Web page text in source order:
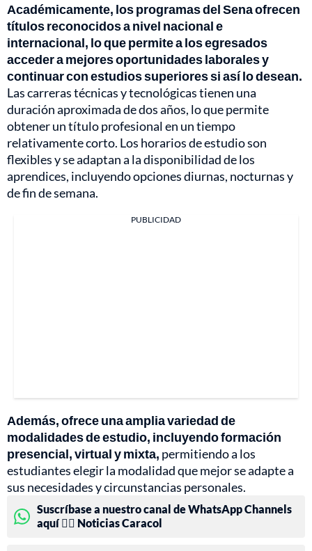
Académicamente, los programas del Sena ofrecen
títulos reconocidos a nivel nacional e
internacional, lo que permite a los egresados
acceder a mejores oportunidades laborales y
continuar con estudios superiores si así lo desean.
Las carreras técnicas y tecnológicas tienen una
duración aproximada de dos años, lo que permite
obtener un título profesional en un tiempo
relativamente corto. Los horarios de estudio son
flexibles y se adaptan a la disponibilidad de los
aprendices, incluyendo opciones diurnas, nocturnas y
de fin de semana.
PUBLICIDAD
Además, ofrece una amplia variedad de
modalidades de estudio, incluyendo formación
presencial, virtual y mixta, permitiendo a los
estudiantes elegir la modalidad que mejor se adapte a
sus necesidades y circunstancias personales.
Suscríbase a nuestro canal de WhatsApp Channels
aquí 👉🏻 Noticias Caracol